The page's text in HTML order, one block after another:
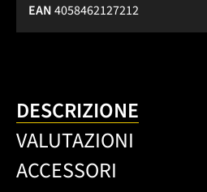
EAN4058462127212
DESCRIZIONE
VALUTAZIONI
ACCESSORI